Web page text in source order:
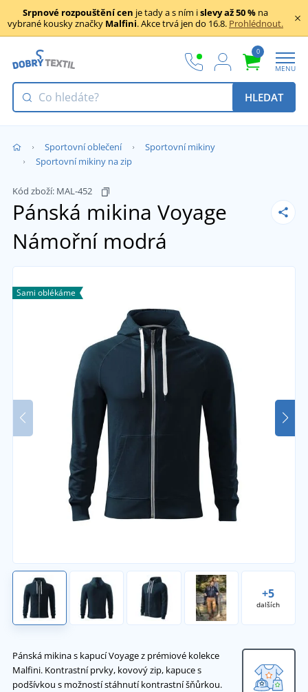
Srpnové rozpouštění cen je tady a s ním islevy až 50 % na
vybrané kousky značky Malfini. Akce trvá jen do 16.8. Prohlédnout.
0
MENU
HLEDAT
Sportovní oblečení
Sportovní mikiny
Sportovní mikiny na zip
Kód zboží: MAL-452
Pánská mikina Voyage
Námořní modrá
+5
dalších
Sami oblékáme
Pánská mikina s kapucí Voyage z prémiové kolekce
Malfini. Kontrastní prvky, kovový zip, kapuce s
podšívkou s možností stáhnutí kontrastní šňůrkou.